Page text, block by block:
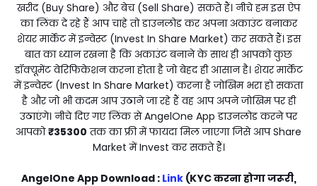
खरीद (Buy Share) और बेच (Sell Share) सकते हैं। नीचे हम इस ऐप
का लिंक दे रहे हैं आप चाहे तो डाउनलोड कर अपना अकाउंट बनाकर
शेयर मार्केट में इन्वेस्ट (Invest In Share Market) कर सकते हैं। इस
बात का ध्यान रखना है कि अकाउंट बनाने के साथ ही आपको कुछ
डॉक्यूमेंट वेरिफिकेशन करना होता है जो बेहद ही आसान है। शेयर मार्केट
में इन्वेस्ट (Invest In Share Market) करना है जोखिम भरा हो सकता
है और जो भी कदम आप उठाने जा रहे हैं वह आप अपने जोखिम पर ही
उठाएंगे। नीचे दिए गए लिंक से AngelOne App डाउनलोड करने पर
आपको₹35300 तक का फ्री में फायदा मिल जाएगा जिसे आप Share
Market में Invest कर सकते हैं।
AngelOne App Download : Link(KYC करना होगा जरूरी,